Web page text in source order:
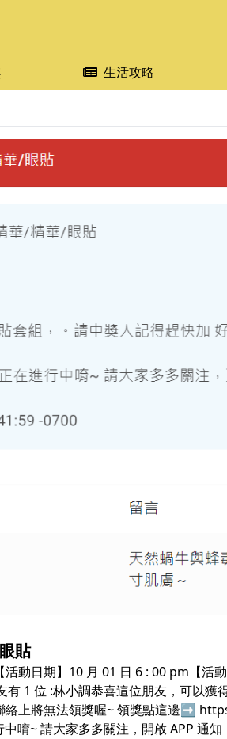
生活攻略
貼
活動日期】10 月 01 日 6 : 00 pm【
1 位 :林小調恭喜這位朋友，可以
絡上將無法領獎喔~ 領獎點這邊➡
唷~ 請大家多多關注，開啟 APP 通